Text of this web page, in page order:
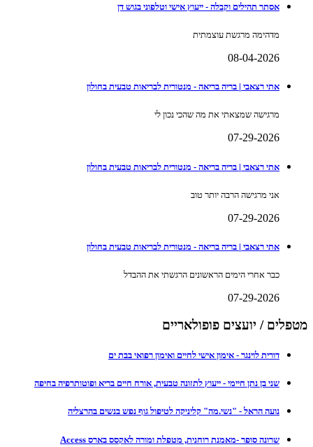
אסתר תהילים וקבלה - ייעוץ אישי וטלפוני בגוש דן
מדהימה מרגשת עוצמתית
08-04-2026
אתי רצאבי | בריה בריאה - מנטורית לבריאות טבעית בחולון
מרגישה שמצאתי את מה שהכי נכון לי
07-29-2026
אתי רצאבי | בריה בריאה - מנטורית לבריאות טבעית בחולון
אני מרגישה הרבה יותר טוב
07-29-2026
אתי רצאבי | בריה בריאה - מנטורית לבריאות טבעית בחולון
כבר אחרי הימים הראשונים הרגשתי את ההבדל
07-29-2026
מטפלים / יועצים פופולאריים
דורית לוינגר - אימון אישי לחיים ואימון רפואי בבת ים
שני בן נתן חיימי - ייעוץ לתזונה טבעית, אורח חיים בריא ופוטותרפיה בחיפה
נועה הראל - "נשי.מה" קליניקה לטיפול גוף נפש בנשים בהרצליה
שרונה סופר -מאמנת רוחנית, מטפלת ומורה לאקסס בארס Access